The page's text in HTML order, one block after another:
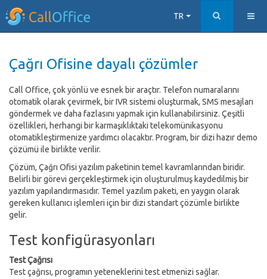
TR
Çağrı Ofisine dayalı çözümler
Call Office, çok yönlü ve esnek bir araçtır. Telefon numaralarını
otomatik olarak çevirmek, bir IVR sistemi oluşturmak, SMS mesajları
göndermek ve daha fazlasını yapmak için kullanabilirsiniz. Çeşitli
özellikleri, herhangi bir karmaşıklıktaki telekomünikasyonu
otomatikleştirmenize yardımcı olacaktır. Program, bir dizi hazır demo
çözümü ile birlikte verilir.
Çözüm, Çağrı Ofisi yazılım paketinin temel kavramlarından biridir.
Belirli bir görevi gerçekleştirmek için oluşturulmuş kaydedilmiş bir
yazılım yapılandırmasıdır. Temel yazılım paketi, en yaygın olarak
gereken kullanıcı işlemleri için bir dizi standart çözümle birlikte
gelir.
Test konfigürasyonları
Test Çağrısı
Test çağrısı, programın yeteneklerini test etmenizi sağlar.